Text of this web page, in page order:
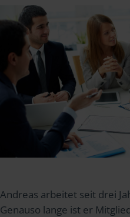
Andreas arbeitet seit drei
Genauso lange ist er